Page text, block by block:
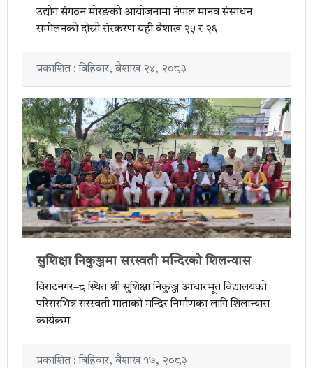
उद्योग संगठन मोरङको आयोजनामा नेपाल मानव संसाधन
सम्मेलनको दोस्रो संस्करण यही वैशाख २५ र २६
प्रकाशित : बिहिबार, बैशाख २४, २०८३
सुशिक्षा निकुञ्जमा सरस्वती मन्दिरको शिलन्यास
विराटनगर–८ स्थित श्री सुशिक्षा निकुञ्ज आधारभूत विद्यालयको
परिसरभित्र सरस्वती माताको मन्दिर निर्माणका लागि शिलान्यास
कार्यक्रम
प्रकाशित : बिहिबार, बैशाख १७, २०८३